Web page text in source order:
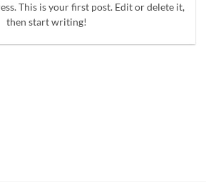
This is your first post. Edit or delete it,
then start writing!